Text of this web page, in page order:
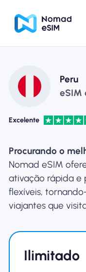
Entrar
Sobre o eSIM
Peru
eSIM
Excelente
Procurando o
Nomad eSIM
ativação rápida e
flexíveis,
viajantes que
Ilimitado